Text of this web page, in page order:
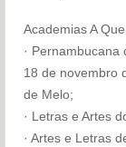
Academias A
·
18 de novembro
de Melo;
· Letras e Artes
· Artes e Letras